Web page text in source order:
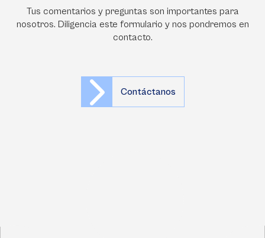
Tus comentarios y preguntas son importantes para
nosotros. Diligencia este formulario y nos pondremos en
contacto.
Contáctanos